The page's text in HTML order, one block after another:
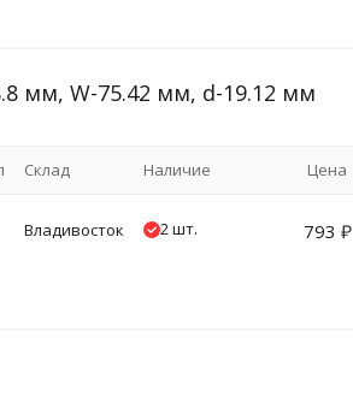
мм, W-75.42 мм, d-19.12 мм
Склад Наличие Цена
Владивосток 2 шт. 793 ₽